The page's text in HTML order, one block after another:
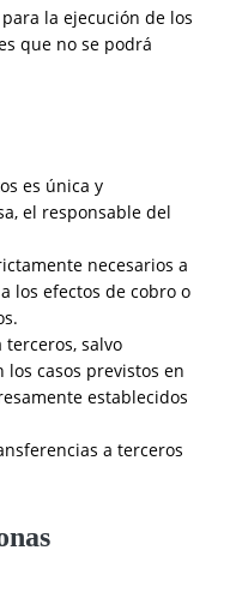
la ejecución de los
que no se podrá
es única y
el responsable del
necesarios a
los efectos de cobro o
terceros, salvo
casos previstos en
establecidos
a terceros